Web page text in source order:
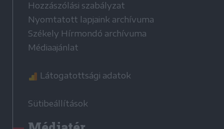
Hozzászólási szabályzat
Nyomtatott lapjaink archívuma
Székely Hírmondó archívuma
Médiaajánlat
Látogatottsági adatok
Sütibeállítások